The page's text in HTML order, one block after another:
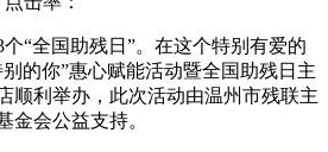
个“全国助残日”。在这个特别有爱的
的你”惠心赋能活动暨全国助残日主
顺利举办，此次活动由温州市残联主
金会公益支持。